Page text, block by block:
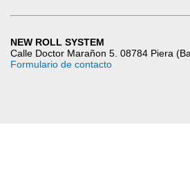
NEW ROLL SYSTEM
Calle Doctor Marañon 5. 08784 Piera
Formulario de contacto